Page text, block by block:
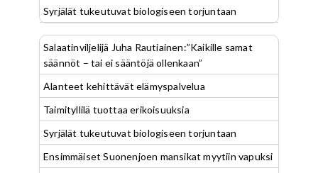
Syrjälät tukeutuvat biologiseen torjuntaan
Salaatinviljelijä Juha Rautiainen:”Kaikille samat
säännöt – tai ei sääntöjä ollenkaan”
Alanteet kehittävät elämyspalvelua
Taimityllilä tuottaa erikoisuuksia
Syrjälät tukeutuvat biologiseen torjuntaan
Ensimmäiset Suonenjoen mansikat myytiin vapuksi